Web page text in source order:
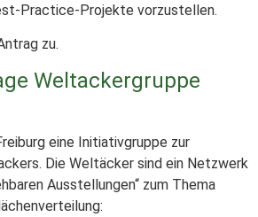
Practice-Projekte vorzustellen.
zu.
eine Initiativgruppe zur
Die Weltäcker sind ein Netzwerk
Ausstellungen“ zum Thema